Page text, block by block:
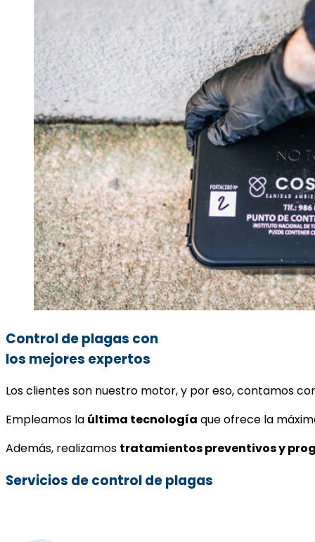
Control de plagas con
los mejores expertos
Los clientes son nuestro motor, y por eso, contamos
Empleamos la última tecnología que ofrece la
Además, realizamos tratamientos preventivos y
Servicios de control de plagas